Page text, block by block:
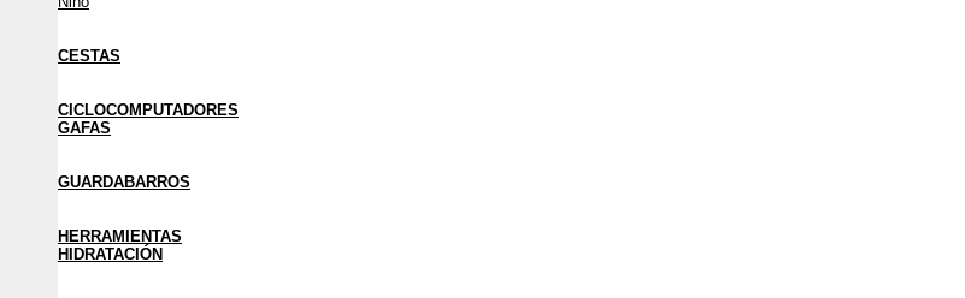
CESTAS
CICLOCOMPUTADORES
GAFAS
GUARDABARROS
HERRAMIENTAS
HIDRATACIÓN